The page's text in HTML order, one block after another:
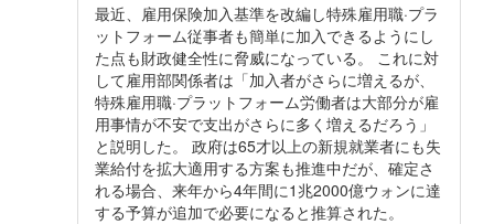
最近、雇用保険加入基準を改編し特殊雇用職·プラ
ットフォーム従事者も簡単に加入できるようにし
た点も財政健全性に脅威になっている。 これに対
して雇用部関係者は「加入者がさらに増えるが、
特殊雇用職·プラットフォーム労働者は大部分が雇
用事情が不安で支出がさらに多く増えるだろう」
と説明した。 政府は65才以上の新規就業者にも失
業給付を拡大適用する方案も推進中だが、確定さ
れる場合、来年から4年間に1兆2000億ウォンに達
する予算が追加で必要になると推算された。